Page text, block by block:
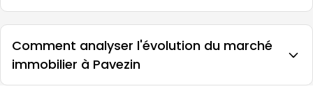
Comment analyser l'évolution du marché
immobilier à Pavezin